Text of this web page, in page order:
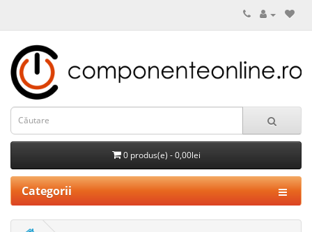
0 produs(e) - 0,00lei
Categorii